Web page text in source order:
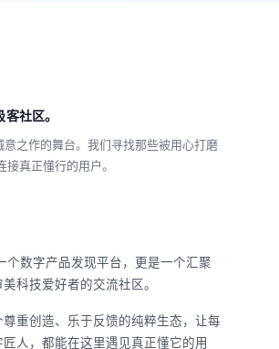
社区。
意之作的舞台。我们寻找那些被用心打磨
真正懂行的用户。
个数字产品发现平台，更是一个汇聚
科技爱好者的交流社区。
重创造、乐于反馈的纯粹生态，让每
人，都能在这里遇见真正懂它的用